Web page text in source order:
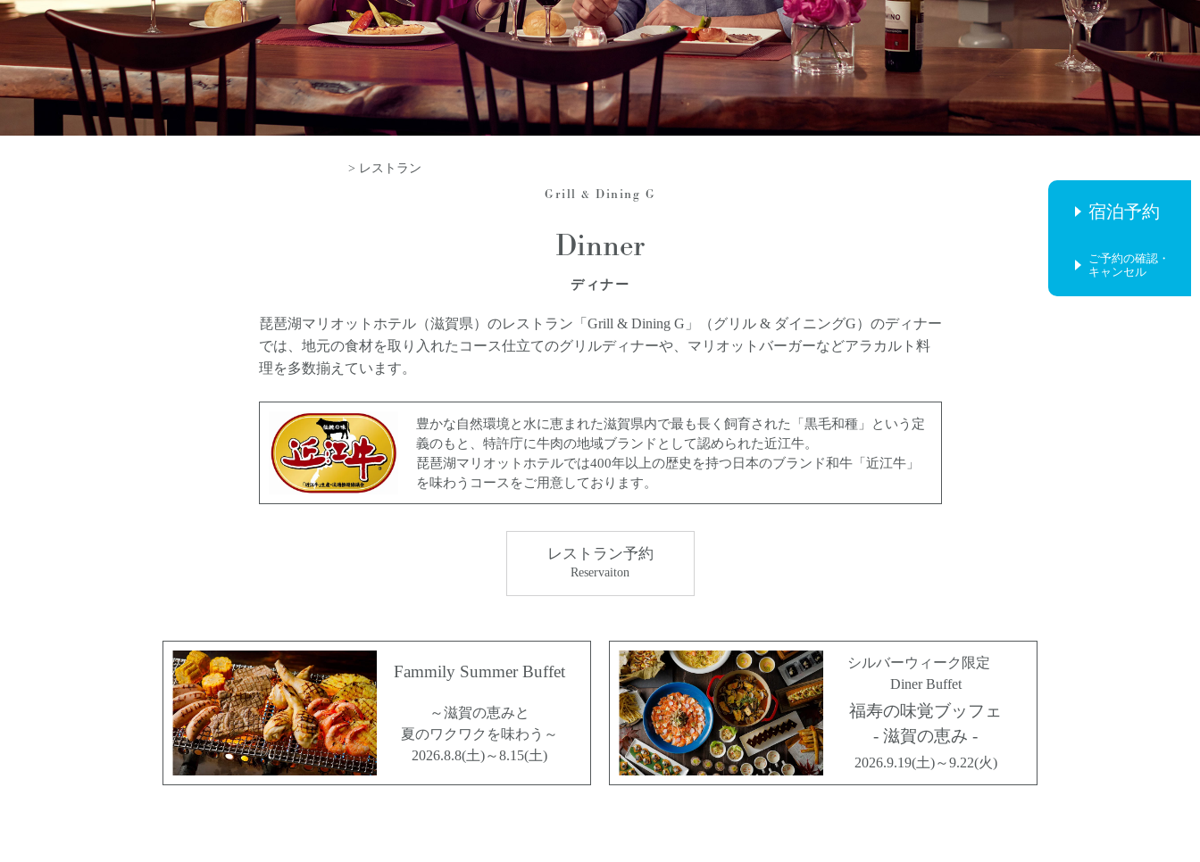
宿泊予約
ご予約の確認・
キャンセル
> レストラン
Grill & Dining G
Dinner
ディナー
琵琶湖マリオットホテル（滋賀県）のレストラン「Grill & Dining G」（グリル & ダイニングG）のディナー
では、地元の食材を取り入れたコース仕立てのグリルディナーや、マリオットバーガーなどアラカルト料
理を多数揃えています。
豊かな自然環境と水に恵まれた滋賀県内で最も長く飼育された「黒毛和種」という定
義のもと、特許庁に牛肉の地域ブランドとして認められた近江牛。
琵琶湖マリオットホテルでは400年以上の歴史を持つ日本のブランド和牛「近江牛」
を味わうコースをご用意しております。
レストラン予約
Reservaiton
Fammily Summer Buffet
～滋賀の恵みと
夏のワクワクを味わう～
2026.8.8(土)～8.15(土)
シルバーウィーク限定
Diner Buffet
福寿の味覚ブッフェ
- 滋賀の恵み -
2026.9.19(土)～9.22(火)